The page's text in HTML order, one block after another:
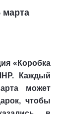
марта
«Коробка
Каждый
может
чтобы